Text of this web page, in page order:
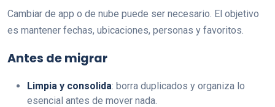
Cambiar de app o de nube puede ser necesario. El objetivo
es mantener fechas, ubicaciones, personas y favoritos.
Antes de migrar
Limpia y consolida: borra duplicados y organiza lo
esencial antes de mover nada.